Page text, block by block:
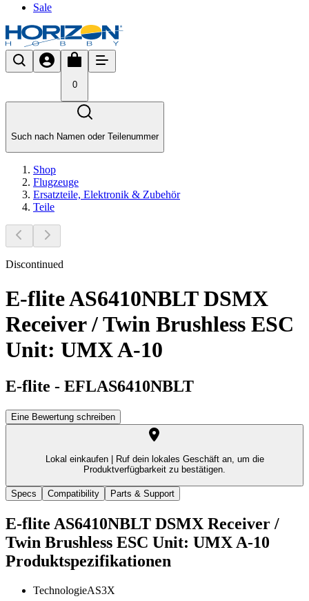
Sale
0
Such nach Namen oder Teilenummer
Shop
Flugzeuge
Ersatzteile, Elektronik & Zubehör
Teile
Discontinued
E-flite AS6410NBLT DSMX
Receiver / Twin Brushless ESC
Unit: UMX A-10
E-flite - EFLAS6410NBLT
Eine Bewertung schreiben
Lokal einkaufen |
Ruf dein lokales Geschäft an, um die
Produktverfügbarkeit zu bestätigen.
Specs Compatibility Parts & Support
E-flite AS6410NBLT DSMX Receiver /
Twin Brushless ESC Unit: UMX A-10
Produktspezifikationen
TechnologieAS3X